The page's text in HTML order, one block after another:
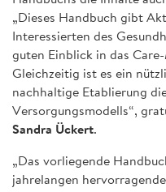
„Dieses Handbuch gibt
Interessierten des
guten Einblick in das
Gleichzeitig ist es ein
nachhaltige Etablierung
Versorgungsmodells“,
Sandra Ückert.
„Das vorliegende
jahrelangen